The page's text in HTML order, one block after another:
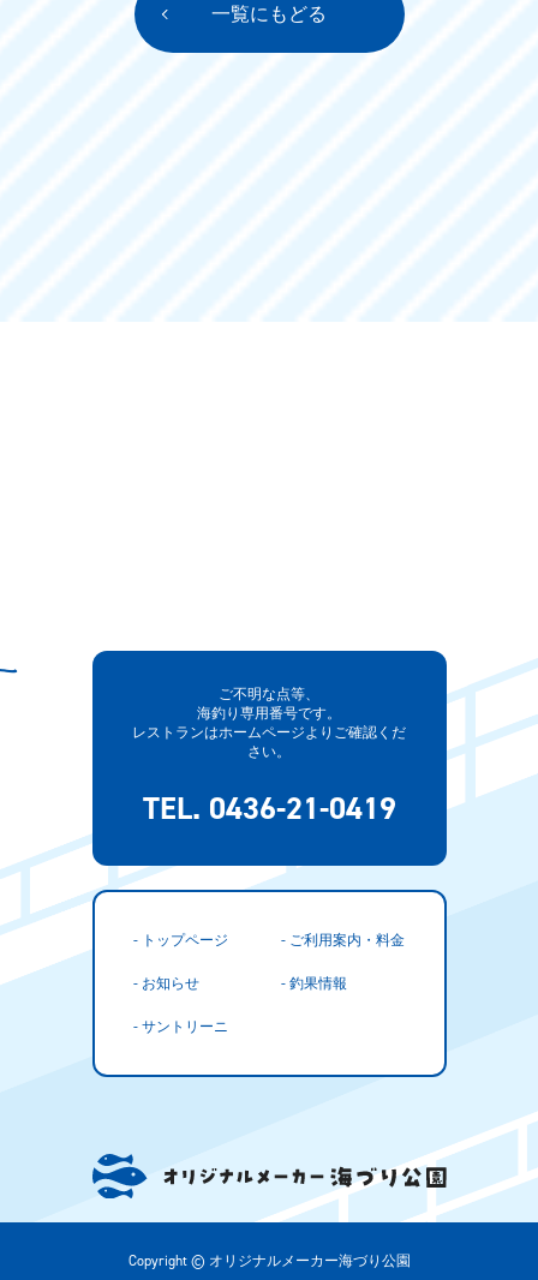
一覧にもどる
ご不明な点等、
海釣り専用番号です。
レストランはホームページよりご確認くだ
さい。
TEL. 0436-21-0419
- トップページ - ご利用案内・料金
- お知らせ - 釣果情報
- サントリーニ
Copyright © オリジナルメーカー海づり公園